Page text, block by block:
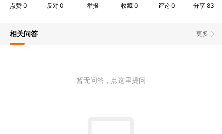
点赞 0 反对0 举报 收藏 0 评论 0 分享 83
更多
相关问答
暂无问答，点这里提问